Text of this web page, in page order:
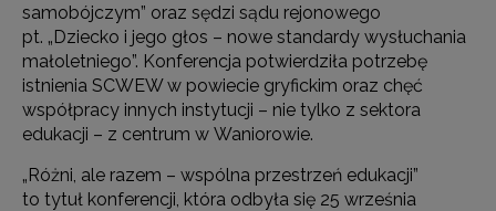
samobójczym” oraz sędzi sądu rejonowego
pt. „Dziecko i jego głos – nowe standardy wysłuchania
małoletniego”. Konferencja potwierdziła potrzebę
istnienia SCWEW w powiecie gryfickim oraz chęć
współpracy innych instytucji – nie tylko z sektora
edukacji – z centrum w Waniorowie.
„Różni, ale razem – wspólna przestrzeń edukacji”
to tytuł konferencji, która odbyła się 25 września